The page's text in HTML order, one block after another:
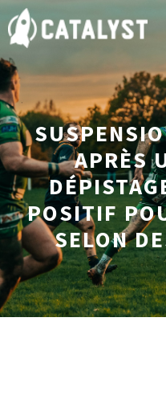
Aller
au
contenu
APRÈS
POSITIF
SELON